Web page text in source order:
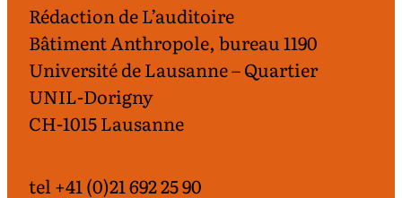
Rédaction de L’auditoire
Bâtiment Anthropole, bureau 1190
Université de Lausanne – Quartier
UNIL-Dorigny
CH-1015 Lausanne
tel +41 (0)21 692 25 90